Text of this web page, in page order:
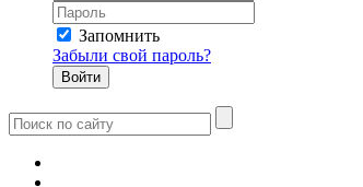
Запомнить
Забыли свой пароль?